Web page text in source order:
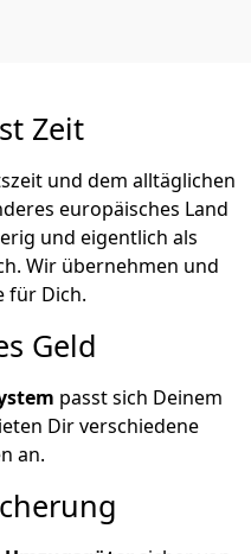
Zeit
und dem alltäglichen
europäisches Land
und eigentlich als
Wir übernehmen und
für Dich.
Geld
passt sich Deinem
Dir verschiedene
an.